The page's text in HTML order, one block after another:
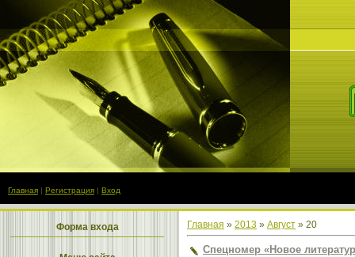
Главная | Регистрация | Вход
Форма входа Главная » 2013 » Август » 20
Спецномер «Новое